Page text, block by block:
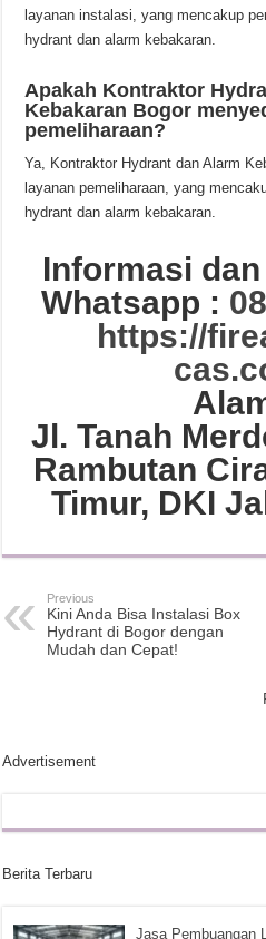
layanan instalasi, yang mencakup
hydrant dan alarm kebakaran.
Apakah Kontraktor
Kebakaran Bogor
pemeliharaan?
Ya, Kontraktor Hydrant dan Alarm
layanan pemeliharaan, yang
hydrant dan alarm kebakaran.
Informasi
Whatsapp :
https://
Jl. Tanah
Rambutan
Timur, DKI
Previous
Kini Anda Bisa Instalasi Box
Hydrant di Bogor dengan
Mudah dan Cepat!
Advertisement
Berita Terbaru
Jasa Pembuangan